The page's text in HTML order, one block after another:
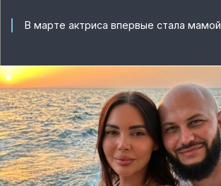
В марте актриса впервые стала мамой